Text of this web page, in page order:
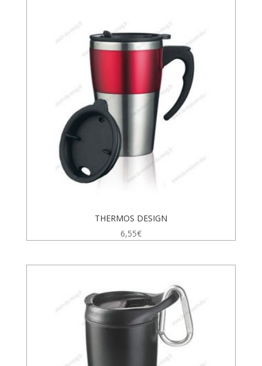
THERMOS DESIGN
6,55€